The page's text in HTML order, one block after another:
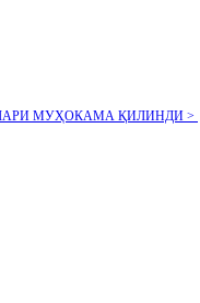
МУҲОКАМА ҚИЛИНДИ >